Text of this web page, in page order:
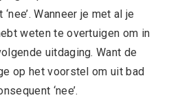
Wanneer je met al je
weten te overtuigen om in
uitdaging. Want de
op het voorstel om uit bad
‘nee’.